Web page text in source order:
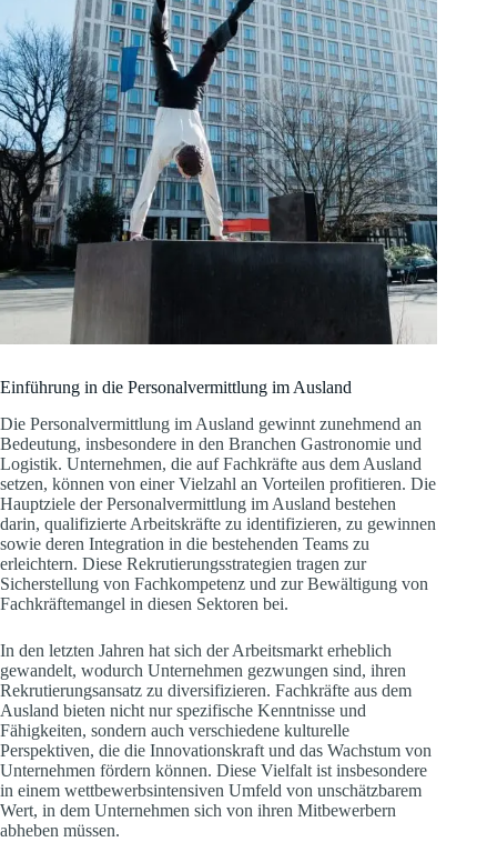
Einführung in die Personalvermittlung im Ausland
Die Personalvermittlung im Ausland gewinnt zunehmend an
Bedeutung, insbesondere in den Branchen Gastronomie und
Logistik. Unternehmen, die auf Fachkräfte aus dem Ausland
setzen, können von einer Vielzahl an Vorteilen profitieren. Die
Hauptziele der Personalvermittlung im Ausland bestehen
darin, qualifizierte Arbeitskräfte zu identifizieren, zu gewinnen
sowie deren Integration in die bestehenden Teams zu
erleichtern. Diese Rekrutierungsstrategien tragen zur
Sicherstellung von Fachkompetenz und zur Bewältigung von
Fachkräftemangel in diesen Sektoren bei.
In den letzten Jahren hat sich der Arbeitsmarkt erheblich
gewandelt, wodurch Unternehmen gezwungen sind, ihren
Rekrutierungsansatz zu diversifizieren. Fachkräfte aus dem
Ausland bieten nicht nur spezifische Kenntnisse und
Fähigkeiten, sondern auch verschiedene kulturelle
Perspektiven, die die Innovationskraft und das Wachstum von
Unternehmen fördern können. Diese Vielfalt ist insbesondere
in einem wettbewerbsintensiven Umfeld von unschätzbarem
Wert, in dem Unternehmen sich von ihren Mitbewerbern
abheben müssen.